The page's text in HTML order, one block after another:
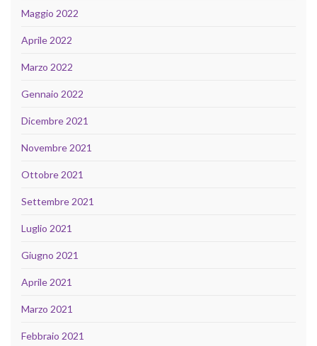
Maggio 2022
Aprile 2022
Marzo 2022
Gennaio 2022
Dicembre 2021
Novembre 2021
Ottobre 2021
Settembre 2021
Luglio 2021
Giugno 2021
Aprile 2021
Marzo 2021
Febbraio 2021